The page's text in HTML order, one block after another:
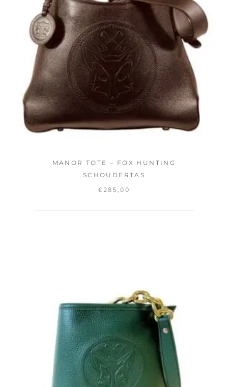
MANOR TOTE – FOX HUNTING
SCHOUDERTAS
€ 285,00